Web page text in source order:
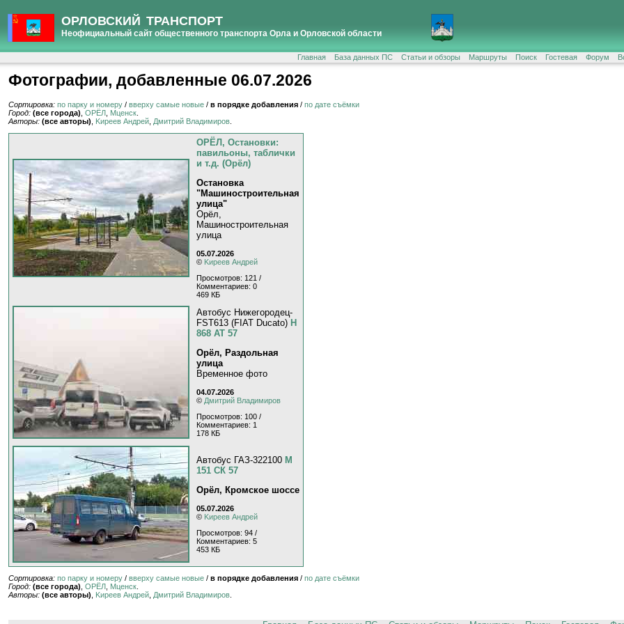
ОРЛОВСКИЙ ТРАНСПОРТ
Неофициальный сайт общественного транспорта Орла и Орловской области
Главная База данных ПС Статьи и обзоры Маршруты Поиск Гостевая Форум
Фотографии, добавленные 06.07.2026
Сортировка: по парку и номеру / вверху самые новые / в порядке добавления / по дате съёмки
Город: (все города) ОРЁЛ Мценск
Авторы: (все авторы) Kиpeeв Aндpeй Дмитрий Владимиров
ОРЁЛ, Остановки:
павильоны, таблички
и т.д. (Орёл)
Остановка
"Машиностроительная
улица"
Орёл,
Машиностроительная
улица
05.07.2026
© Kиpeeв Aндpeй
Просмотров: 121 /
Комментариев: 0
469 КБ
Автобус Нижегородец-
FST613 (FIAT Ducato) Н
868 АТ 57
Орёл, Раздольная
улица
Временное фото
04.07.2026
© Дмитрий Владимиров
Просмотров: 100 /
Комментариев: 1
178 КБ
Автобус ГАЗ-322100 М
151 СК 57
Орёл, Кромское шоссе
05.07.2026
© Kиpeeв Aндpeй
Просмотров: 94 /
Комментариев: 5
453 КБ
Сортировка: по парку и номеру / вверху самые новые / в порядке добавления / по дате съёмки
Город: (все города), ОРЁЛ, Мценск.
Авторы: (все авторы), Kиpeeв Aндpeй, Дмитрий Владимиров.